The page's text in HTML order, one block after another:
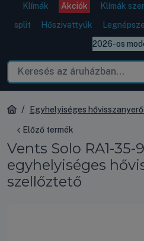
Klímák Akciók Klímák
split
Hőszivattyúk
2026-os
Egyhelyiséges
Előző termék
Vents Solo RA1-35-
egyhelyiséges
szellőztető